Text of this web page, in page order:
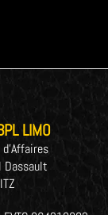
LIMO
Dassault